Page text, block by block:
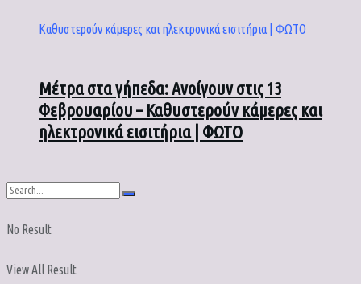
Μέτρα στα γήπεδα: Ανοίγουν στις 13
Φεβρουαρίου – Καθυστερούν κάμερες και
ηλεκτρονικά εισιτήρια | ΦΩΤΟ
No Result
View All Result